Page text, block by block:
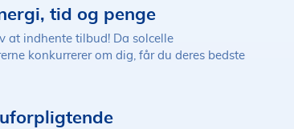
tid og penge
at indhente tilbud! Da solcelle
konkurrerer om dig, får du deres bedste